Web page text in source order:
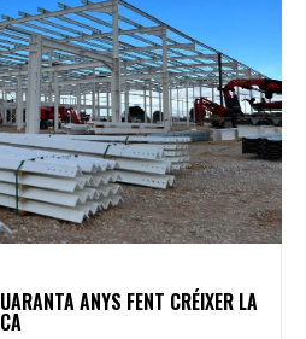
ANYS FENT CRÉIXER LA